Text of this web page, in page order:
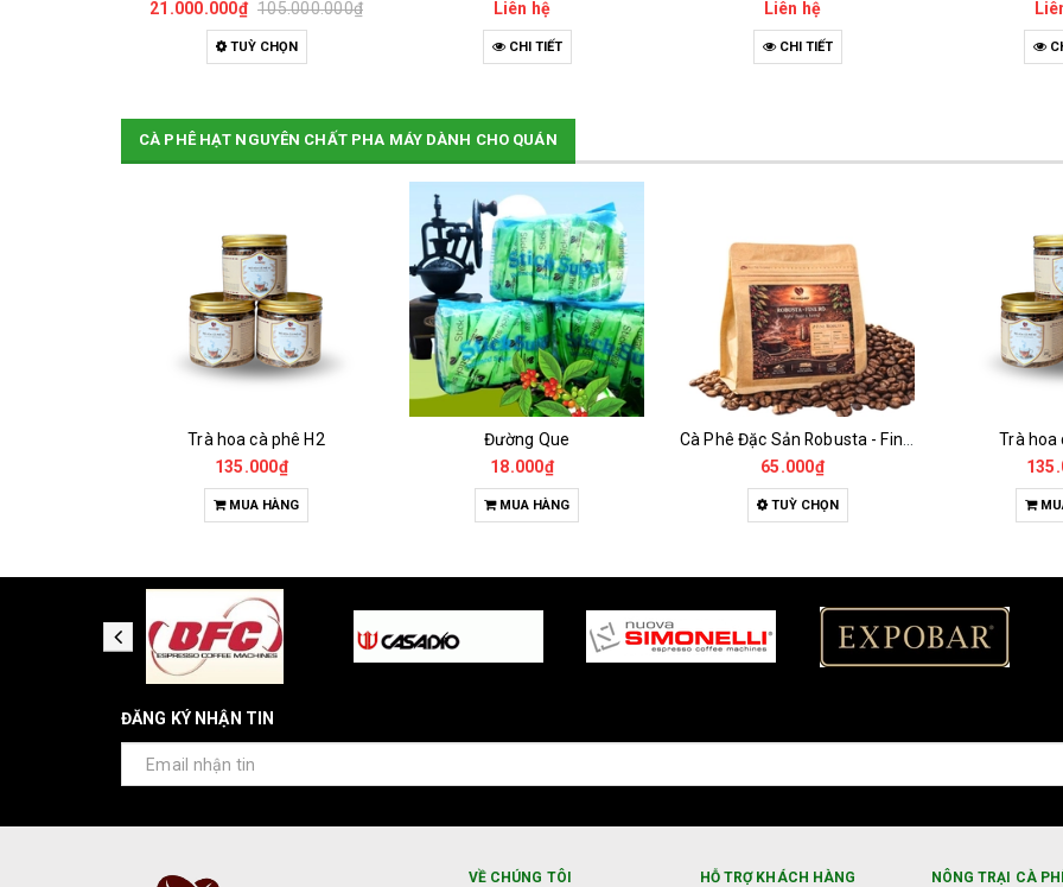
21.000.000₫ 105.000.000₫
TUỲ CHỌN
Liên hệ
CHI TIẾT
Liên hệ
CHI TIẾT
CÀ PHÊ HẠT NGUYÊN CHẤT PHA MÁY DÀNH CHO QUÁN
Trà hoa cà phê H2
135.000₫
MUA HÀNG
Đường Que
18.000₫
MUA HÀNG
65.000₫
TUỲ CHỌN
Trà hoa
ĐĂNG KÝ NHẬN TIN
VỀ CHÚNG TÔI
HỖ TRỢ KHÁCH HÀNG
NÔNG TRẠI CÀ